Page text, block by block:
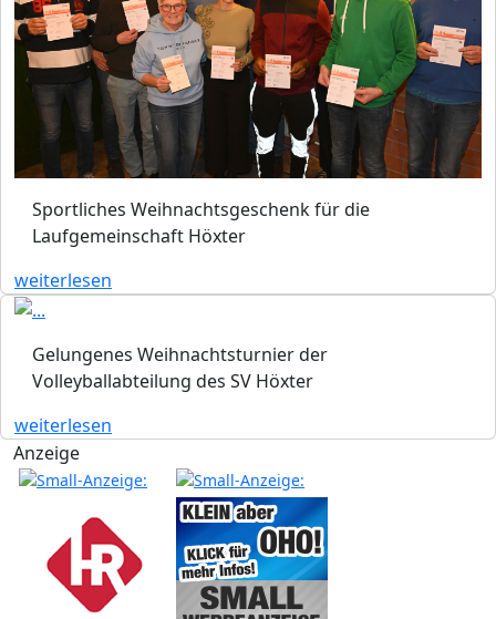
Sportliches Weihnachtsgeschenk für die
Laufgemeinschaft Höxter
weiterlesen
Gelungenes Weihnachtsturnier der
Volleyballabteilung des SV Höxter
weiterlesen
Anzeige